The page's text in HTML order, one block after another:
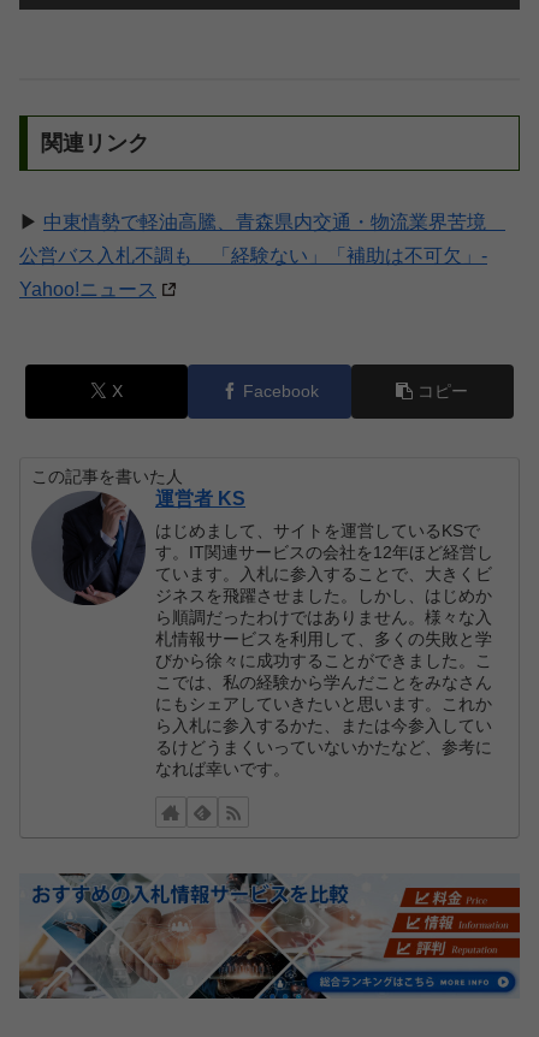
関連リンク
▶ 中東情勢で軽油高騰、青森県内交通・物流業界苦境
公営バス入札不調も 「経験ない」「補助は不可欠」-
Yahoo!ニュース
X Facebook コピー
この記事を書いた人
運営者 KS
はじめまして、サイトを運営しているKSで
す。IT関連サービスの会社を12年ほど経営し
ています。入札に参入することで、大きくビ
ジネスを飛躍させました。しかし、はじめか
ら順調だったわけではありません。様々な入
札情報サービスを利用して、多くの失敗と学
びから徐々に成功することができました。こ
こでは、私の経験から学んだことをみなさん
にもシェアしていきたいと思います。これか
ら入札に参入するかた、または今参入してい
るけどうまくいっていないかたなど、参考に
なれば幸いです。